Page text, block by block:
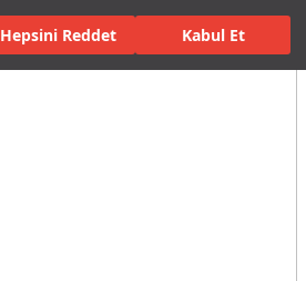
Hepsini Reddet Kabul Et